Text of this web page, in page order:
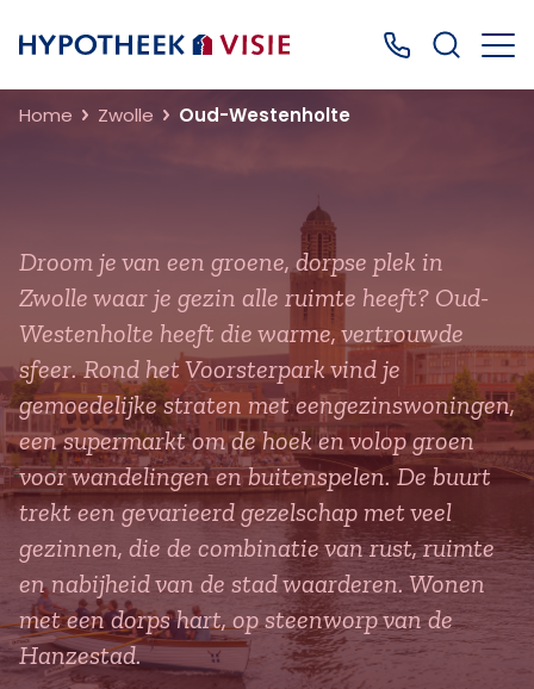
Terug naar home Bel ons: 0499
Home Zwolle Oud-Westenholte
Droom je van een groene, dorpse plek in
Zwolle waar je gezin alle ruimte heeft? Oud-
Westenholte heeft die warme, vertrouwde
sfeer. Rond het Voorsterpark vind je
gemoedelijke straten met eengezinswoningen,
een supermarkt om de hoek en volop groen
voor wandelingen en buitenspelen. De buurt
trekt een gevarieerd gezelschap met veel
gezinnen, die de combinatie van rust, ruimte
en nabijheid van de stad waarderen. Wonen
met een dorps hart, op steenworp van de
Hanzestad.